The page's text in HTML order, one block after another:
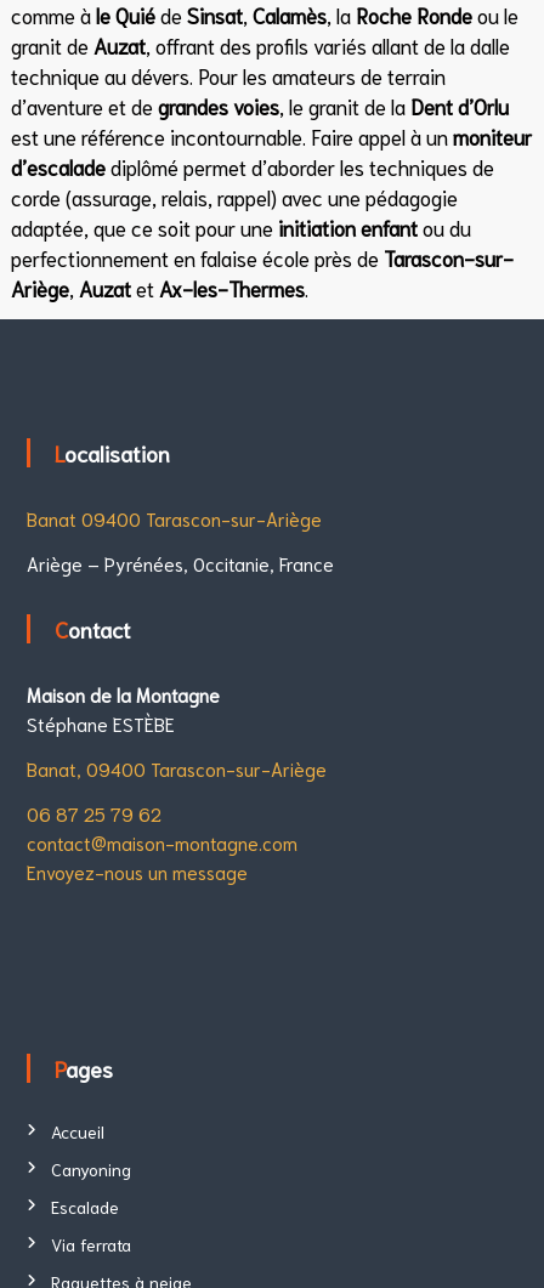
comme àle Quiéde Sinsat, Calamès, la Roche Rondeou le
granit de Auzat, offrant des profils variés allant de la dalle
technique au dévers. Pour les amateurs de terrain
d’aventure et de grandes voies, le granit de la Dent d’Orlu
est une référence incontournable. Faire appel à unmoniteur
d’escaladediplômé permet d’aborder les techniques de
corde (assurage, relais, rappel) avec une pédagogie
adaptée, que ce soit pour une initiation enfantou du
perfectionnement en falaise école près de Tarascon-sur-
Ariège, Auzatet Ax-les-Thermes.
Localisation
Banat 09400 Tarascon-sur-Ariège
Ariège – Pyrénées, Occitanie, France
Contact
Maison de la Montagne
Stéphane ESTÈBE
Banat, 09400 Tarascon-sur-Ariège
06 87 25 79 62
contact@maison-montagne.com
Envoyez-nous un message
Pages
Accueil
Canyoning
Escalade
Via ferrata
Raquettes à neige